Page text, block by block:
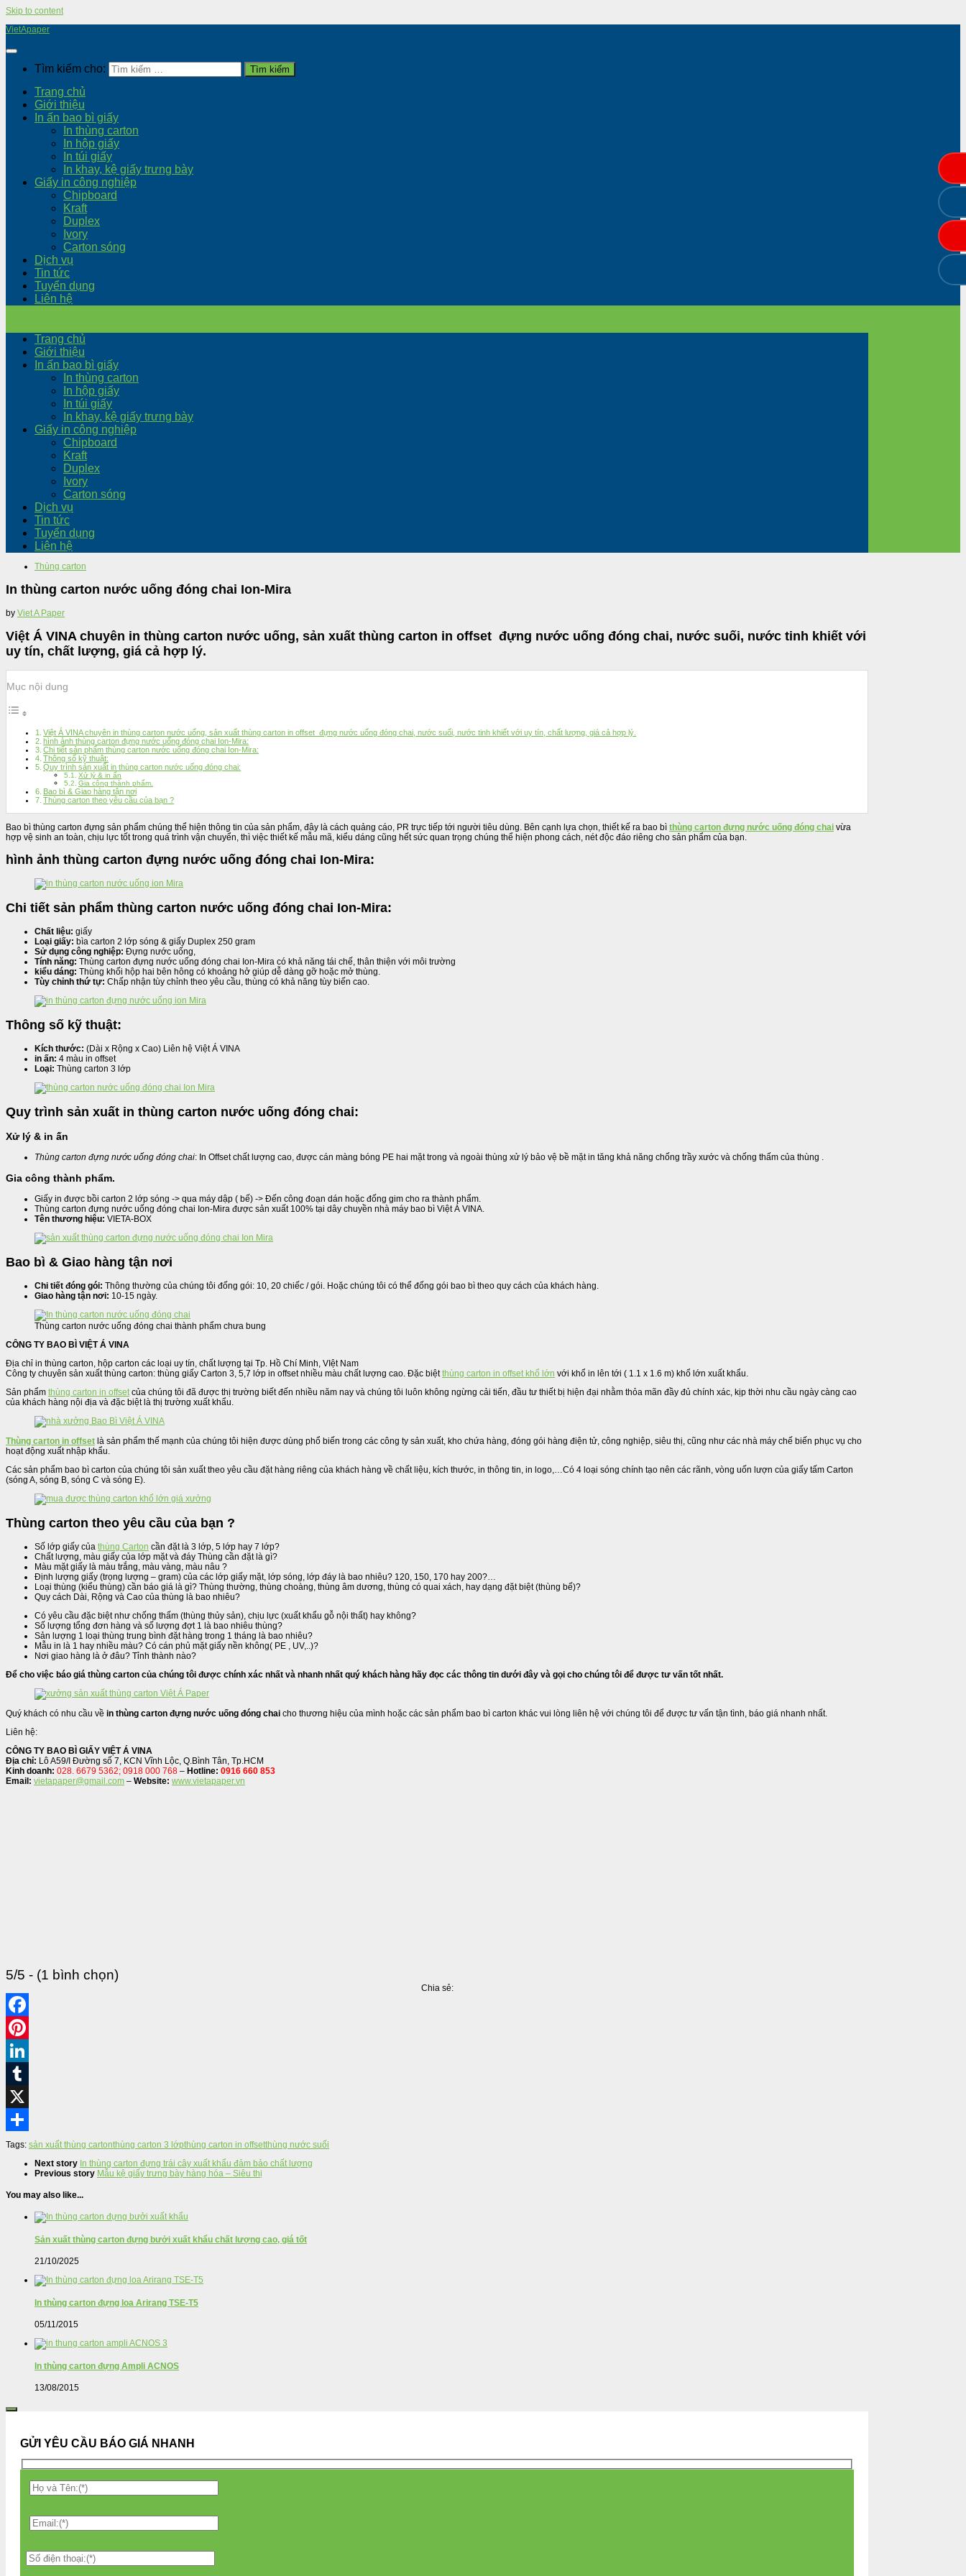
Skip to content
VietApaper
Tìm kiếm cho:
Trang chủ
Giới thiệu
In ấn bao bì giấy
In thùng carton
In hộp giấy
In túi giấy
In khay, kệ giấy trưng bày
Giấy in công nghiệp
Chipboard
Kraft
Duplex
Ivory
Carton sóng
Dịch vụ
Tin tức
Tuyển dụng
Liên hệ
Trang chủ
Giới thiệu
In ấn bao bì giấy
In thùng carton
In hộp giấy
In túi giấy
In khay, kệ giấy trưng bày
Giấy in công nghiệp
Chipboard
Kraft
Duplex
Ivory
Carton sóng
Dịch vụ
Tin tức
Tuyển dụng
Liên hệ
Thùng carton
In thùng carton nước uống đóng chai Ion-Mira
by Viet A Paper
Việt Á VINA chuyên in thùng carton nước uống, sản xuất thùng carton in offset đựng nước uống đóng chai, nước suối, nước tinh khiết với
uy tín, chất lượng, giá cả hợp lý.
Mục nội dung
Việt Á VINA chuyên in thùng carton nước uống, sản xuất thùng carton in offset đựng nước uống đóng chai, nước suối, nước tinh khiết với uy tín, chất lượng, giá cả hợp lý.
hình ảnh thùng carton đựng nước uống đóng chai Ion-Mira:
Chi tiết sản phẩm thùng carton nước uống đóng chai Ion-Mira:
Thông số kỹ thuật:
Quy trình sản xuất in thùng carton nước uống đóng chai:
Xử lý & in ấn
Gia công thành phẩm.
Bao bì & Giao hàng tận nơi
Thùng carton theo yêu cầu của bạn ?
Bao bì thùng carton đựng sản phẩm chúng thể hiện thông tin của sản phẩm, đây là cách quảng cáo, PR trực tiếp tới người tiêu dùng. Bên cạnh lựa chọn, thiết kế ra bao bì thùng carton đựng nước uống đóng chai vừa
hợp vệ sinh an toàn, chịu lực tốt trong quá trình vận chuyển, thì việc thiết kế mẫu mã, kiểu dáng cũng hết sức quan trọng chúng thể hiện phong cách, nét độc đáo riêng cho sản phẩm của bạn.
hình ảnh thùng carton đựng nước uống đóng chai Ion-Mira:
Chi tiết sản phẩm thùng carton nước uống đóng chai Ion-Mira:
Chất liệu: giấy
Loại giấy: bìa carton 2 lớp sóng & giấy Duplex 250 gram
Sử dụng công nghiệp: Đựng nước uống,
Tính năng: Thùng carton đựng nước uống đóng chai Ion-Mira có khả năng tái chế, thân thiện với môi trường
kiểu dáng: Thùng khối hộp hai bên hông có khoảng hở giúp dễ dàng gỡ hoặc mở thùng.
Tùy chỉnh thứ tự: Chấp nhận tùy chỉnh theo yêu cầu, thùng có khả năng tùy biến cao.
Thông số kỹ thuật:
Kích thước: (Dài x Rộng x Cao) Liên hệ Việt Á VINA
in ấn: 4 màu in offset
Loại: Thùng carton 3 lớp
Quy trình sản xuất in thùng carton nước uống đóng chai:
Xử lý & in ấn
Thùng carton đựng nước uống đóng chai: In Offset chất lượng cao, được cán màng bóng PE hai mặt trong và ngoài thùng xử lý bảo vệ bề mặt in tăng khả năng chống trầy xước và chống thấm của thùng .
Gia công thành phẩm.
Giấy in được bồi carton 2 lớp sóng -> qua máy dập ( bế) -> Đến công đoạn dán hoặc đống gim cho ra thành phẩm.
Thùng carton đựng nước uống đóng chai Ion-Mira được sản xuất 100% tại dây chuyền nhà máy bao bì Việt Á VINA.
Tên thương hiệu: VIETA-BOX
Bao bì & Giao hàng tận nơi
Chi tiết đóng gói: Thông thường của chúng tôi đống gói: 10, 20 chiếc / gói. Hoặc chúng tôi có thể đống gói bao bì theo quy cách của khách hàng.
Giao hàng tận nơi: 10-15 ngày.
Thùng carton nước uống đóng chai thành phẩm chưa bung
CÔNG TY BAO BÌ VIỆT Á VINA
Địa chỉ in thùng carton, hộp carton các loại uy tín, chất lượng tại Tp. Hồ Chí Minh, VIệt Nam
Công ty chuyên sản xuất thùng carton: thùng giấy Carton 3, 5,7 lớp in offset nhiều màu chất lượng cao. Đặc biệtthùng carton in offset khổ lớn với khổ in lên tới ( 1.1 x 1.6 m) khổ lớn xuất khẩu.
Sản phẩm thùng carton in offsetcủa chúng tôi đã được thị trường biết đến nhiều năm nay và chúng tôi luôn không ngừng cải tiến, đầu tư thiết bị hiện đại nhằm thỏa mãn đầy đủ chính xác, kịp thời nhu cầu ngày càng cao
của khách hàng nội địa và đặc biệt là thị trường xuất khẩu.
Thùng carton in offset là sản phẩm thế mạnh của chúng tôi hiện được dùng phổ biến trong các công ty sản xuất, kho chứa hàng, đóng gói hàng điện tử, công nghiệp, siêu thị, cũng như các nhà máy chế biến phục vụ cho
hoạt động xuất nhập khẩu.
Các sản phẩm bao bì carton của chúng tôi sản xuất theo yêu cầu đặt hàng riêng của khách hàng về chất liệu, kích thước, in thông tin, in logo,…Có 4 loại sóng chính tạo nên các rãnh, vòng uốn lượn của giấy tấm Carton
(sóng A, sóng B, sóng C và sóng E).
Thùng carton theo yêu cầu của bạn ?
Số lớp giấy của thùng Carton cần đặt là 3 lớp, 5 lớp hay 7 lớp?
Chất lượng, màu giấy của lớp mặt và đáy Thùng cần đặt là gì?
Màu mặt giấy là màu trắng, màu vàng, màu nâu ?
Định lượng giấy (trọng lượng – gram) của các lớp giấy mặt, lớp sóng, lớp đáy là bao nhiêu? 120, 150, 170 hay 200?…
Loại thùng (kiểu thùng) cần báo giá là gì? Thùng thường, thùng choàng, thùng âm dương, thùng có quai xách, hay dạng đặt biệt (thùng bế)?
Quy cách Dài, Rộng và Cao của thùng là bao nhiêu?
Có yêu cầu đặc biệt như chống thấm (thùng thủy sản), chịu lực (xuất khẩu gỗ nội thất) hay không?
Số lượng tổng đơn hàng và số lượng đợt 1 là bao nhiêu thùng?
Sản lượng 1 loại thùng trung bình đặt hàng trong 1 tháng là bao nhiêu?
Mẫu in là 1 hay nhiều màu? Có cán phủ mặt giấy nền không( PE , UV,..)?
Nơi giao hàng là ở đâu? Tỉnh thành nào?
Để cho việc báo giá thùng carton của chúng tôi được chính xác nhất và nhanh nhất quý khách hàng hãy đọc các thông tin dưới đây và gọi cho chúng tôi để được tư vấn tốt nhất.
Quý khách có nhu cầu về in thùng carton đựng nước uống đóng chai cho thương hiệu của mình hoặc các sản phẩm bao bì carton khác vui lòng liên hệ với chúng tôi để được tư vấn tận tình, báo giá nhanh nhất.
Liên hệ:
CÔNG TY BAO BÌ GIẤY VIỆT Á VINA
Địa chỉ: Lô A59/I Đường số 7, KCN Vĩnh Lộc, Q.Bình Tân, Tp.HCM
Kinh doanh: 028. 6679 5362; 0918 000 768 – Hotline: 0916 660 853
Email: vietapaper@gmail.com – Website: www.vietapaper.vn
5/5 - (1 bình chọn)
Chia sẻ:
Tags: sản xuất thùng cartonthùng carton 3 lớpthùng carton in offsetthùng nước suối
Next story In thùng carton đựng trái cây xuất khẩu đảm bảo chất lượng
Previous story Mẫu kệ giấy trưng bày hàng hóa – Siêu thị
You may also like...
Sản xuất thùng carton đựng bưởi xuất khẩu chất lượng cao, giá tốt
21/10/2025
In thùng carton đựng loa Arirang TSE-T5
05/11/2015
In thùng carton đựng Ampli ACNOS
13/08/2015
GỬI YÊU CẦU BÁO GIÁ NHANH